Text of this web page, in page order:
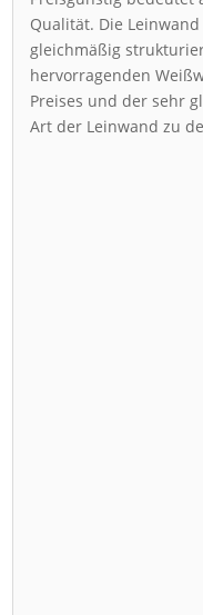
Qualität. Die
gleichmäßig
hervorragenden
Preises und der sehr
Art der Leinwand zu